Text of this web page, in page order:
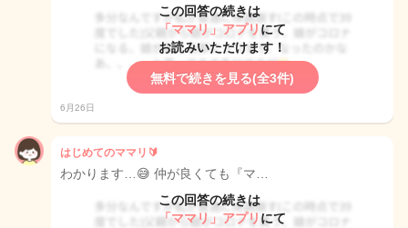
この回答の続きは
「ママリ」アプリ にて
お読みいただけます！
無料で続きを見る(全3件)
6月26日
はじめてのママリ🔰
わかります…😅 仲が良くても『マ…
この回答の続きは
「ママリ」アプリ にて